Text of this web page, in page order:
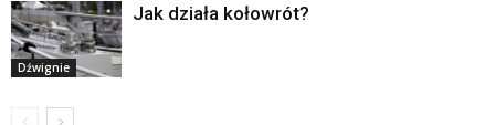
Dźwignie
Jak działa kołowrót?